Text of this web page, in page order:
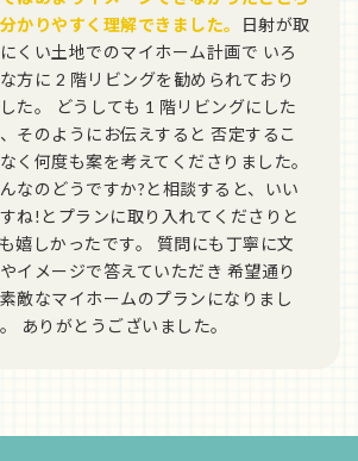
かりやすく理解できました。
日射が取
くい土地でのマイホーム計画で いろ
方に 2 階リビングを勧められており
た。 どうしても 1 階リビングにした
そのようにお伝えすると 否定するこ
く何度も案を考えてくださりました。
なのどうですか?と相談すると、いい
ね!とプランに取り入れてくださりと
嬉しかったです。 質問にも丁寧に文
イメージで答えていただき 希望通り
敵なマイホームのプランになりまし
ありがとうございました。